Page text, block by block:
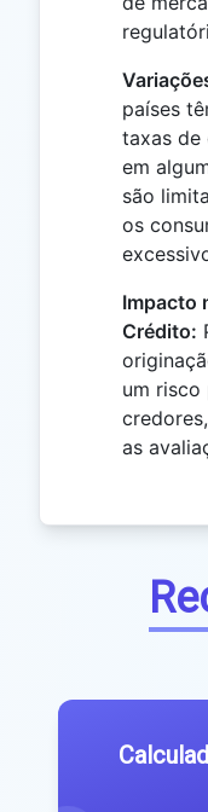
países
taxas de
em
são
os
Impacto
Crédito:
um risco
as